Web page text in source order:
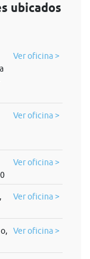
ubicados
Ver oficina >
Ver oficina >
Ver oficina >
Ver oficina >
Ver oficina >